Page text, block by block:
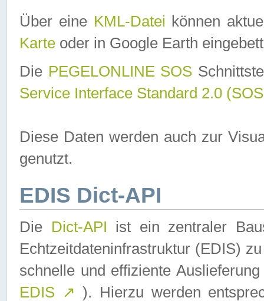
Über eine KML-Datei können
Karte oder in Google Earth
Die PEGELONLINE SOS
Service Interface Standard 2.0
Diese Daten werden auch zur
genutzt.
EDIS Dict-API
Die Dict-API ist ein zentraler
Echtzeitdateninfrastruktur (EDIS)
schnelle und effiziente
EDIS ↗ ). Hierzu werden